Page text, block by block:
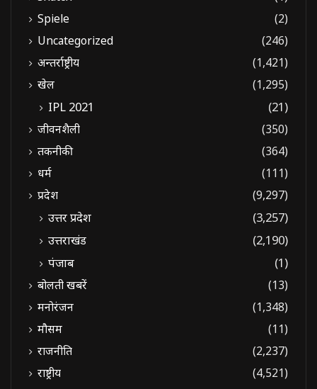
Spiele
(2)
Uncategorized
(246)
अन्तर्राष्ट्रीय
(1,421)
खेल
(1,295)
IPL 2021 (21)
जीवनशैली
(350)
तकनीकी
(364)
धर्म
(111)
प्रदेश
(9,297)
उत्तर प्रदेश
(3,257)
उत्तराखंड
(2,190)
पंजाब
(1)
बोलती खबरें
(13)
मनोरंजन
(1,348)
मौसम
(11)
राजनीति
(2,237)
राष्ट्रीय
(4,521)